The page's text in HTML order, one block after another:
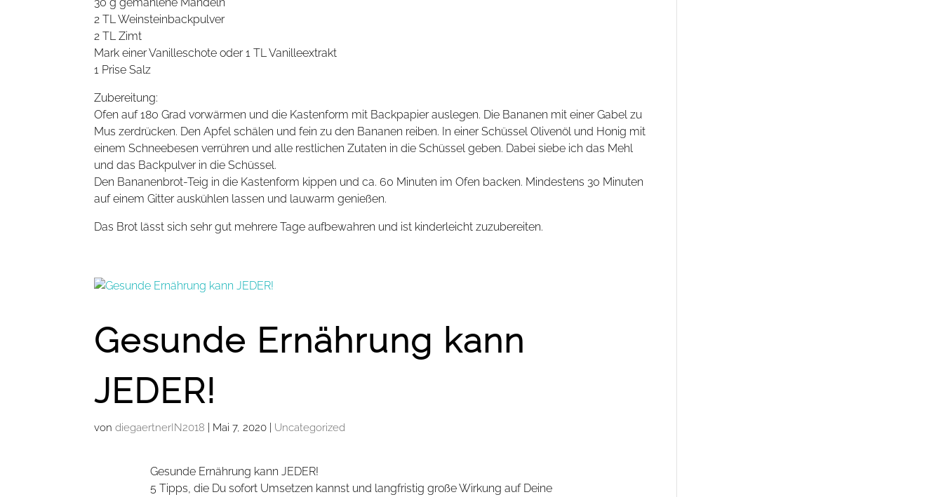
2 TL Weinsteinbackpulver
2 TL Zimt
Mark einer Vanilleschote oder 1 TL Vanilleextrakt
1 Prise Salz
Zubereitung:
Ofen auf 180 Grad vorwärmen und die Kastenform mit Backpapier auslegen. Die Bananen mit einer Gabel zu
Mus zerdrücken. Den Apfel schälen und fein zu den Bananen reiben. In einer Schüssel Olivenöl und Honig mit
einem Schneebesen verrühren und alle restlichen Zutaten in die Schüssel geben. Dabei siebe ich das Mehl
und das Backpulver in die Schüssel.
Den Bananenbrot-Teig in die Kastenform kippen und ca. 60 Minuten im Ofen backen. Mindestens 30 Minuten
auf einem Gitter auskühlen lassen und lauwarm genießen.
Das Brot lässt sich sehr gut mehrere Tage aufbewahren und ist kinderleicht zuzubereiten.
Gesunde Ernährung kann
JEDER!
vondiegaertnerIN2018 Mai 7, 2020 Uncategorized
Gesunde Ernährung kann JEDER!
5 Tipps, die Du sofort Umsetzen kannst und langfristig große Wirkung auf Deine